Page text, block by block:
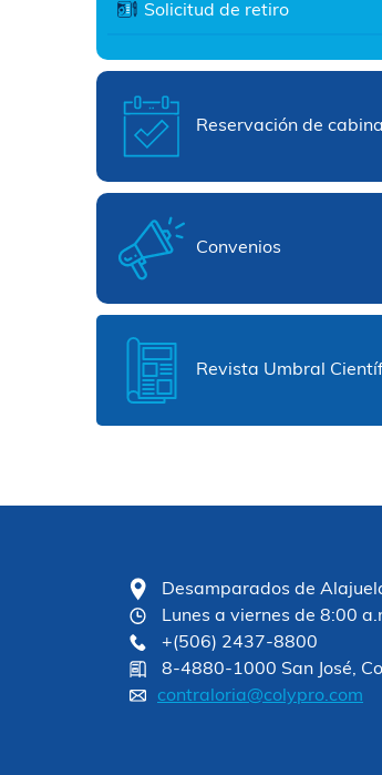
Solicitud de retiro
Reservación de
Convenios
Revista Umbral
Desamparados de
Lunes a viernes de 8:00
+(506) 2437-8800
8-4880-1000 San José,
contraloria@colypro.com